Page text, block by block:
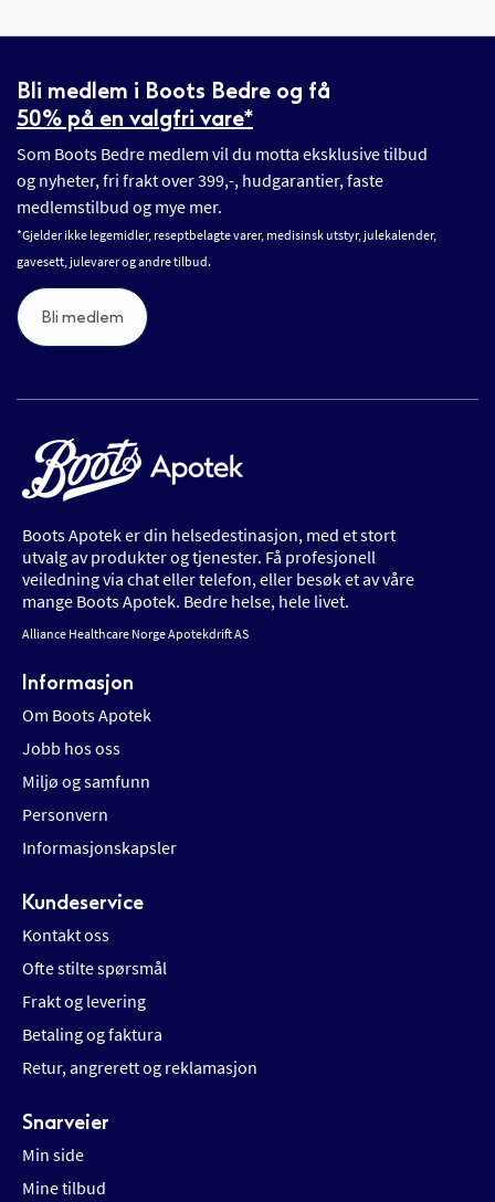
Bli medlem i Boots Bedre og få
50% på en valgfri vare*
Som Boots Bedre medlem vil du motta eksklusive tilbud
og nyheter, fri frakt over 399,-, hudgarantier, faste
medlemstilbud og mye mer.
*Gjelder ikke legemidler, reseptbelagte varer, medisinsk utstyr, julekalender,
gavesett, julevarer og andre tilbud.
Bli medlem
Boots Apotek er din helsedestinasjon, med et stort
utvalg av produkter og tjenester. Få profesjonell
veiledning via chat eller telefon, eller besøk et av våre
mange Boots Apotek. Bedre helse, hele livet.
Alliance Healthcare Norge Apotekdrift AS
Informasjon
Om Boots Apotek
Jobb hos oss
Miljø og samfunn
Personvern
Informasjonskapsler
Kundeservice
Kontakt oss
Ofte stilte spørsmål
Frakt og levering
Betaling og faktura
Retur, angrerett og reklamasjon
Snarveier
Min side
Mine tilbud